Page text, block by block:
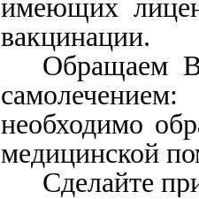
имеющих
вакцинации.
Обращаем
необходимо
медицинской
Сделайте